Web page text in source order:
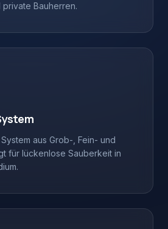
Bauherren.
aus Grob-, Fein- und
für lückenlose Sauberkeit in